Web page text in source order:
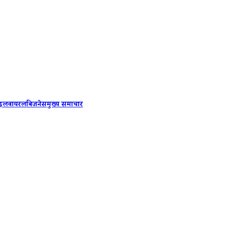
वायरलबिजनेसमुख्य समाचार